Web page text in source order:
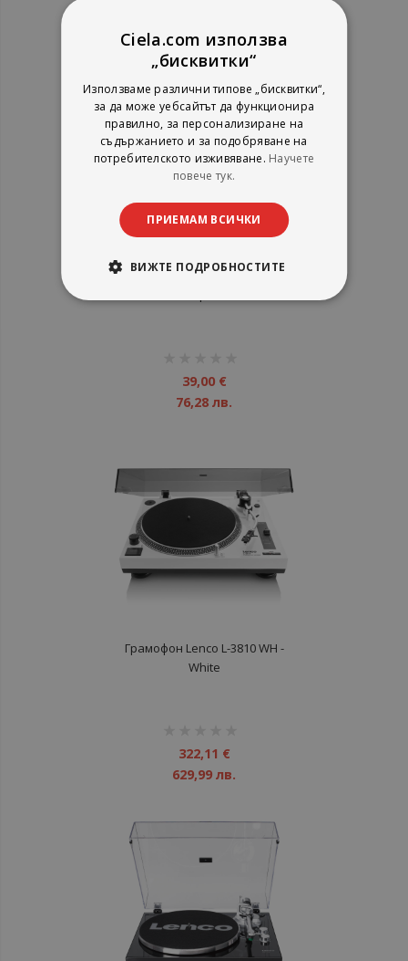
Калъф за CD плейър с вградена
39,00 €
76,28 лв.
Грамофон Lenco L-3810 WH -
White
322,11 €
629,99 лв.
Ciela.com използва
„бисквитки“
Използваме различни типове „бисквитки“,
за да може уебсайтът да функционира
правилно, за персонализиране на
съдържанието и за подобряване на
потребителското изживяване. Научете
повече тук.
ПРИЕМАМ ВСИЧКИ
ВИЖТЕ ПОДРОБНОСТИТЕ